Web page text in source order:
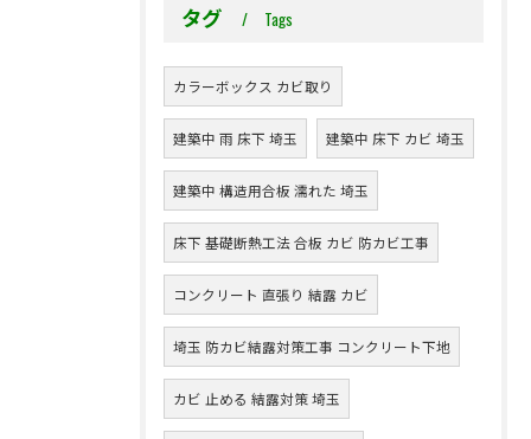
タグ Tags
カラーボックス カビ取り
建築中 雨 床下 埼玉 建築中 床下 カビ 埼玉
建築中 構造用合板 濡れた 埼玉
床下 基礎断熱工法 合板 カビ 防カビ工事
コンクリート 直張り 結露 カビ
埼玉 防カビ結露対策工事 コンクリート下地
カビ 止める 結露対策 埼玉